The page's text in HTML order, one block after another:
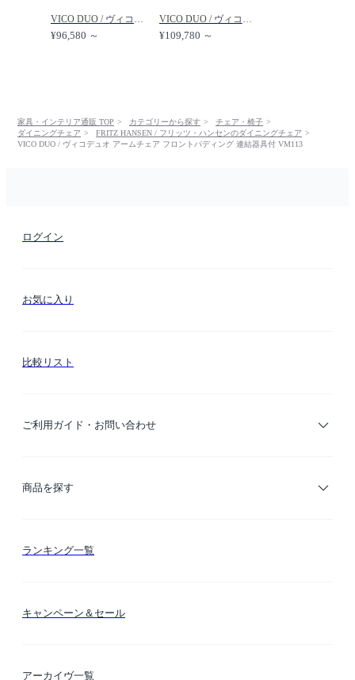
VICO DUO / ヴィコデュオ カウンタースツール フルパディング VM116 /
¥96,580 ～
VICO DUO / ヴィコデュオ バースツール フルパディング VM118 /
¥109,780 ～
家具・インテリア通販 TOP カテゴリーから探す
チェア・椅子
ダイニングチェア
FRITZ HANSEN / フリッツ・ハンセンのダイニングチェア
VICO DUO / ヴィコデュオ アームチェア フロントパディング 連結器具付 VM113
ログイン
お気に入り
比較リスト
ご利用ガイド・お問い合わせ
ご利用ガイド
商品を探す
カテゴリー検索
ランキング一覧
キャンペーン＆セール
アーカイヴ一覧